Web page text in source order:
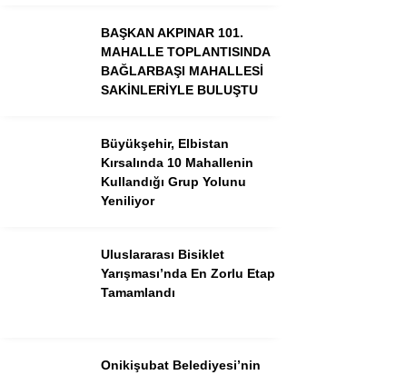
YAZARLAR
YEREL HABERLER
BAŞKAN AKPINAR 101.
MAHALLE TOPLANTISINDA
BAĞLARBAŞI MAHALLESİ
SAKİNLERİYLE BULUŞTU
Büyükşehir, Elbistan
Kırsalında 10 Mahallenin
Kullandığı Grup Yolunu
Yeniliyor
Uluslararası Bisiklet
Yarışması’nda En Zorlu Etap
Tamamlandı
Onikişubat Belediyesi’nin